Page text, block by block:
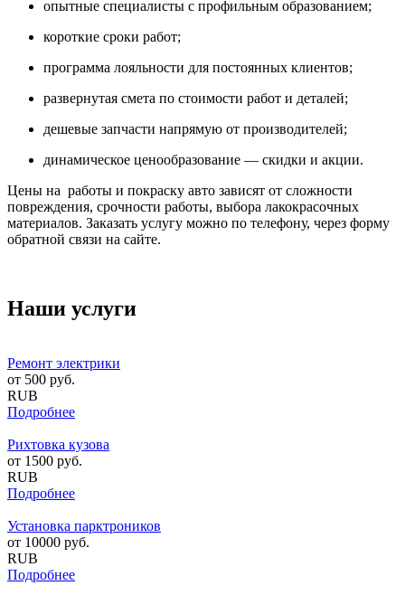
опытные специалисты с профильным образованием;
короткие сроки работ;
программа лояльности для постоянных клиентов;
развернутая смета по стоимости работ и деталей;
дешевые запчасти напрямую от производителей;
динамическое ценообразование — скидки и акции.
Цены на работы и покраску авто зависят от сложности
повреждения, срочности работы, выбора лакокрасочных
материалов. Заказать услугу можно по телефону, через форму
обратной связи на сайте.
Наши услуги
Ремонт электрики
от 500 руб.
RUB
Подробнее
Рихтовка кузова
от 1500 руб.
RUB
Подробнее
Установка парктроников
от 10000 руб.
RUB
Подробнее